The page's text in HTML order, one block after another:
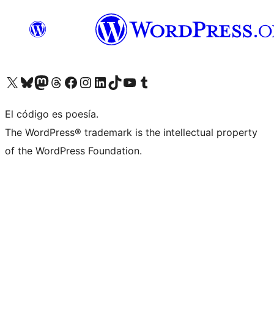
Visita nuestra cuenta de X (anteriormente Twitter)
Visita nuestra cuenta de Bluesky
Visita nuestra cuenta de Mastodon
Visita nuestra cuenta de Threads
Visita nuestra página de Facebook
Visita nuestra cuenta de Instagram
Visita nuestra cuenta de LinkedIn
Visita nuestra cuenta de TikTok
Visita nuestro canal de YouTube
Visita nuestra cuenta de Tumblr
El código es poesía.
The WordPress® trademark is the intellectual property
of the WordPress Foundation.